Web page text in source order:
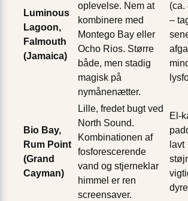
Luminous
Lagoon,
Falmouth
(Jamaica)
oplevelse. Nem at
kombinere med
Montego Bay eller
Ocho Rios. Større
både, men stadig
magisk på
nymånenætter.
(ca.
–
Bio Bay,
Rum Point
(Grand
Cayman)
Lille, fredet bugt ved
North Sound.
Kombinationen af
fosforescerende
vand og stjerneklar
himmel er ren
screensaver.
El-
lavt